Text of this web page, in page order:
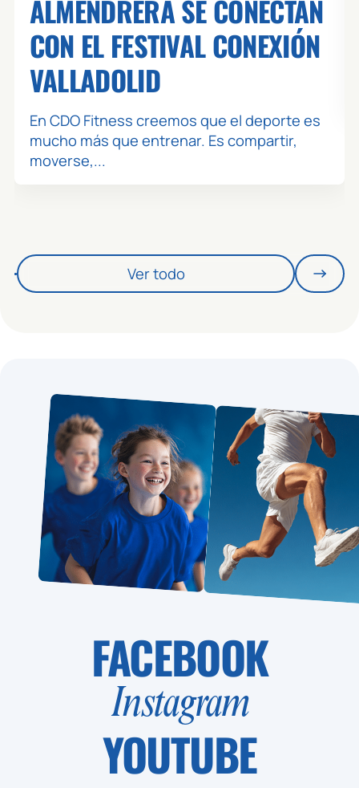
ALMENDRERA SE CONECTAN
CON EL FESTIVAL CONEXIÓN
VALLADOLID
En CDO Fitness creemos que el deporte es
mucho más que entrenar. Es compartir,
moverse,...
Ver todo
FACEBOOK
Instagram
YOUTUBE